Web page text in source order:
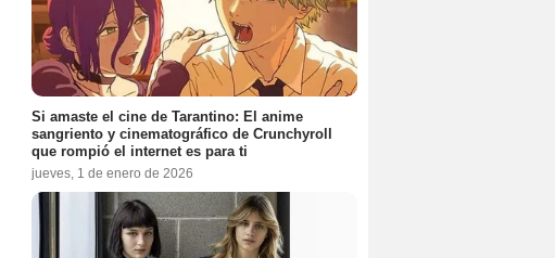
Si amaste el cine de Tarantino: El anime
sangriento y cinematográfico de Crunchyroll
que rompió el internet es para ti
jueves, 1 de enero de 2026